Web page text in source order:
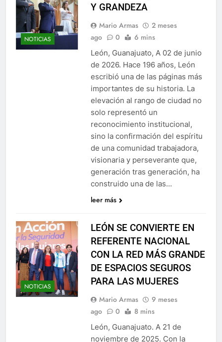
NOTICIAS
Y GRANDEZA
Mario Armas
2 meses
ago
0 6 mins
León, Guanajuato, A 02 de junio
de 2026. Hace 196 años, León
escribió una de las páginas más
importantes de su historia. La
elevación al rango de ciudad no
solo representó un
reconocimiento institucional,
sino la confirmación del espíritu
de una comunidad trabajadora,
visionaria y perseverante que,
generación tras generación, ha
construido una de las…
leer más
NOTICIAS
LEÓN SE CONVIERTE EN
REFERENTE NACIONAL
CON LA RED MÁS GRANDE
DE ESPACIOS SEGUROS
PARA LAS MUJERES
Mario Armas
9 meses
ago
0 8 mins
León, Guanajuato. A 21 de
noviembre de 2025. Con la